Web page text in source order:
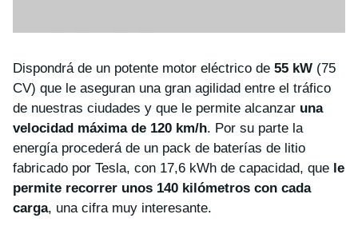
Dispondrá de un potente motor eléctrico de 55 kW (75
CV) que le aseguran una gran agilidad entre el tráfico
de nuestras ciudades y que le permite alcanzar una
velocidad máxima de 120 km/h. Por su parte la
energía procederá de un pack de baterías de litio
fabricado por Tesla, con 17,6 kWh de capacidad, que le
permite recorrer unos 140 kilómetros con cada
carga, una cifra muy interesante.